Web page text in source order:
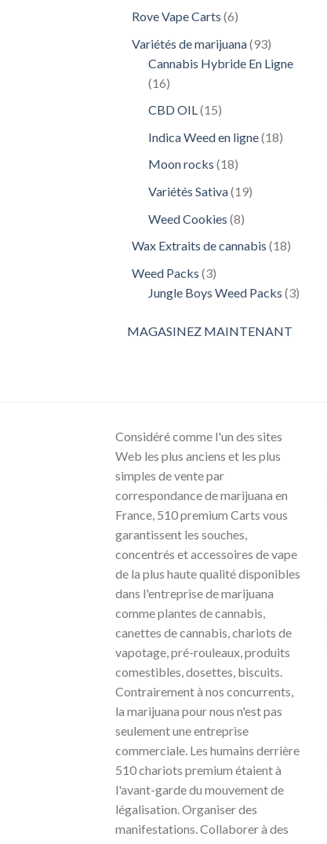
Rove Vape Carts 66
Variétés de marijuana 9393
produits
Cannabis Hybride En Ligne
1616
CBD OIL 1515
Indica Weed en ligne 1818
Moon rocks 1818
Variétés Sativa 1919
Weed Cookies 88
Wax Extraits de cannabis 1818
Weed Packs 33
produits
Jungle Boys Weed Packs 33
MAGASINEZ MAINTENANT
Considéré comme l'un des sites
Web les plus anciens et les plus
simples de vente par
correspondance de marijuana en
France, 510 premium Carts vous
garantissent les souches,
concentrés et accessoires de vape
de la plus haute qualité disponibles
dans l'entreprise de marijuana
comme plantes de cannabis,
canettes de cannabis, chariots de
vapotage, pré-rouleaux, produits
comestibles, dosettes, biscuits.
Contrairement à nos concurrents,
la marijuana pour nous n'est pas
seulement une entreprise
commerciale. Les humains derrière
510 chariots premium étaient à
l'avant-garde du mouvement de
légalisation. Organiser des
manifestations. Collaborer à des